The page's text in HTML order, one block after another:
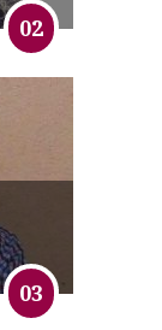
02
03